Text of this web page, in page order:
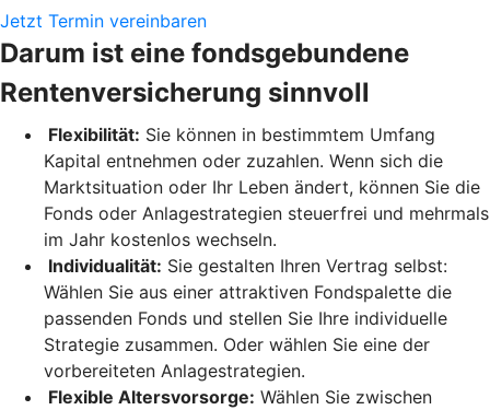
Jetzt Termin vereinbaren
Darum ist eine fondsgebundene
Rentenversicherung sinnvoll
Flexibilität: Sie können in bestimmtem Umfang
Kapital entnehmen oder zuzahlen. Wenn sich die
Marktsituation oder Ihr Leben ändert, können Sie die
Fonds oder Anlagestrategien steuerfrei und mehrmals
im Jahr kostenlos wechseln.
Individualität: Sie gestalten Ihren Vertrag selbst:
Wählen Sie aus einer attraktiven Fondspalette die
passenden Fonds und stellen Sie Ihre individuelle
Strategie zusammen. Oder wählen Sie eine der
vorbereiteten Anlagestrategien.
Flexible Altersvorsorge: Wählen Sie zwischen